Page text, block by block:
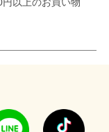
以上のお買い物